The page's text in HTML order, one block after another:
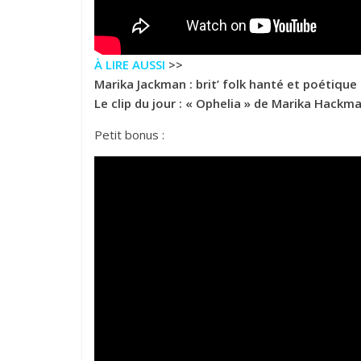
À LIRE AUSSI >>
Marika Jackman : brit’ folk hanté et poétique
Le clip du jour : « Ophelia » de Marika
Petit bonus :